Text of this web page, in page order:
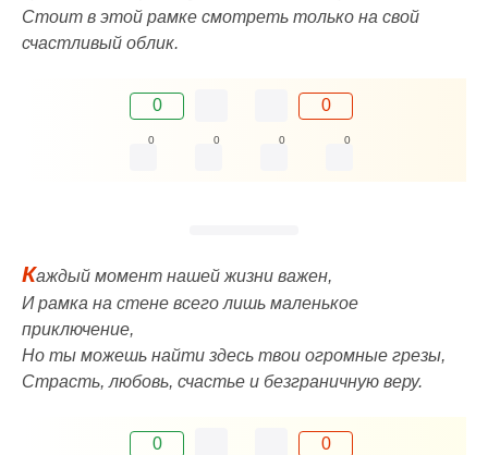
Стоит в этой рамке смотреть только на свой
счастливый облик.
0 0
0 0 0 0
Каждый момент нашей жизни важен,
И рамка на стене всего лишь маленькое
приключение,
Но ты можешь найти здесь твои огромные грезы,
Страсть, любовь, счастье и безграничную веру.
0 0